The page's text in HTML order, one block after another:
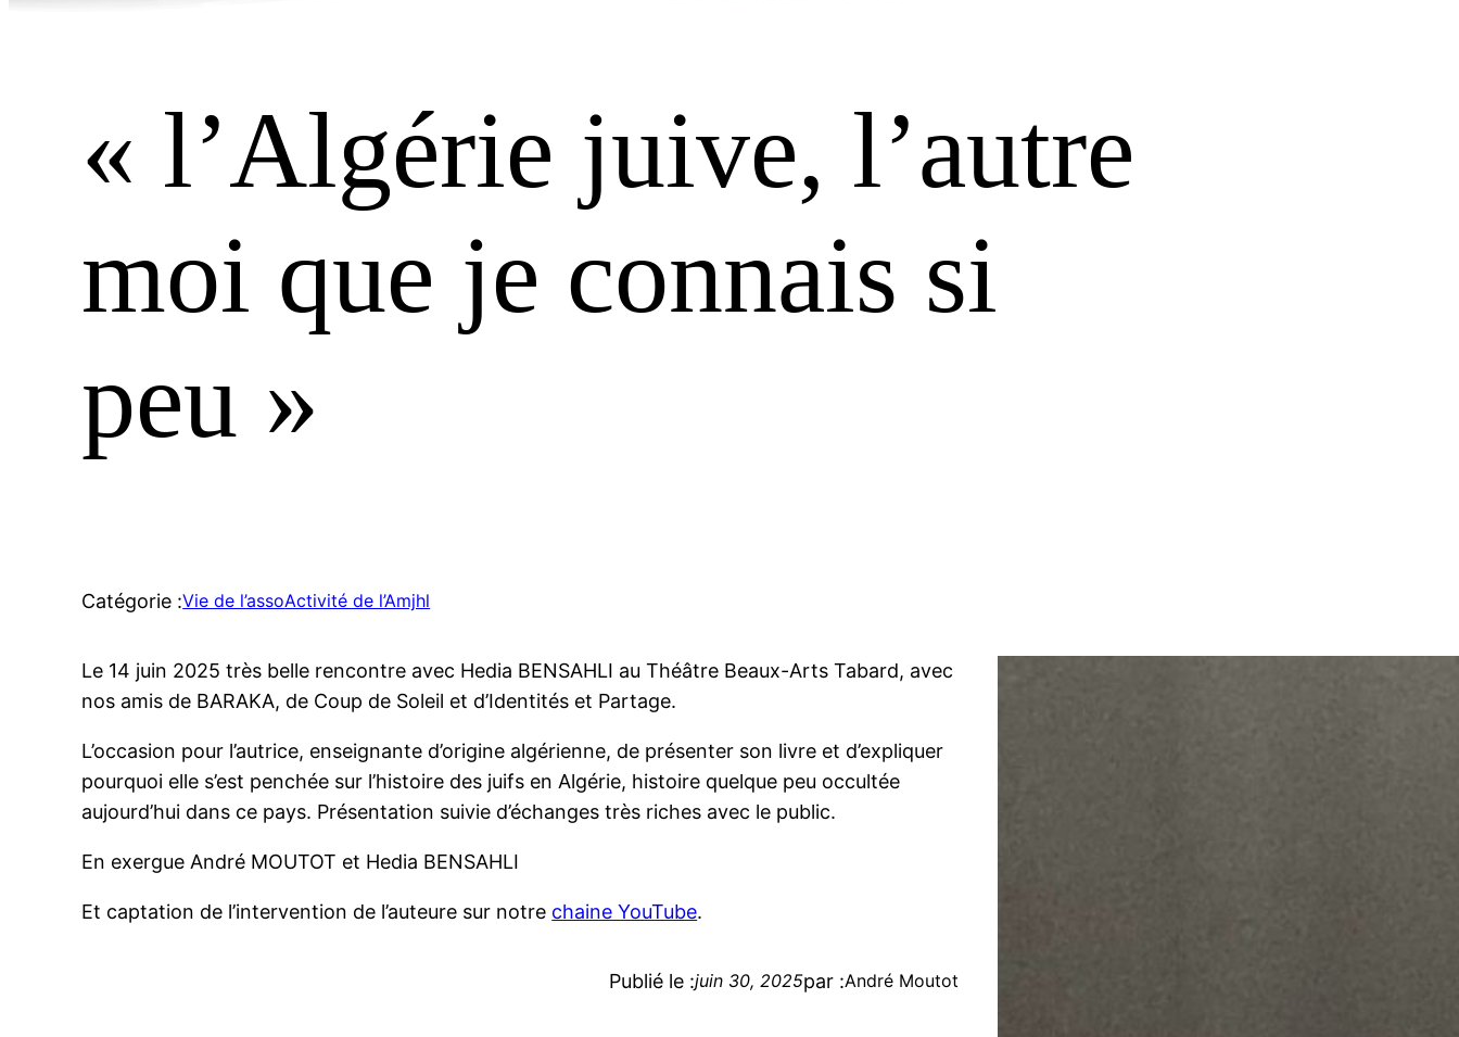
« l’Algérie juive, l’autre
moi que je connais si
peu »
Catégorie :Vie de l’assoActivité de l’Amjhl
Le 14 juin 2025 très belle rencontre avec Hedia BENSAHLI au Théâtre Beaux-Arts Tabard, avec
nos amis de BARAKA, de Coup de Soleil et d’Identités et Partage.
L’occasion pour l’autrice, enseignante d’origine algérienne, de présenter son livre et d’expliquer
pourquoi elle s’est penchée sur l’histoire des juifs en Algérie, histoire quelque peu occultée
aujourd’hui dans ce pays. Présentation suivie d’échanges très riches avec le public.
En exergue André MOUTOT et Hedia BENSAHLI
Et captation de l’intervention de l’auteure sur notre chaine YouTube.
Publié le :juin 30, 2025par :André Moutot